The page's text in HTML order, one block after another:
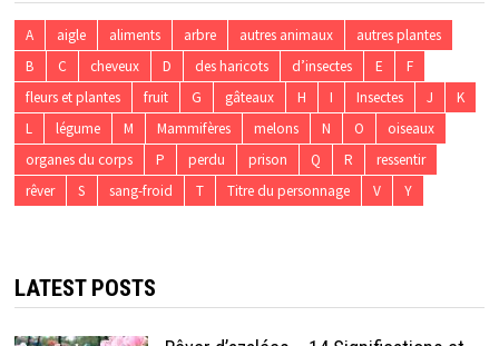
A aigle aliments arbre autres animaux
autres plantes
B
C cheveux D des haricots d’insectes E
F
fleurs et plantes
fruit G gâteaux H I Insectes J
K
L
légume M Mammifères melons N O
oiseaux
organes du corps
P perdu prison Q R
ressentir
rêver
S sang-froid T Titre du personnage V Y
LATEST POSTS